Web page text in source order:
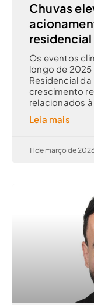
Chuvas
residencial
Os eventos
longo de
Residencial
crescimento
relacionados à
Leia mais
11 de março de